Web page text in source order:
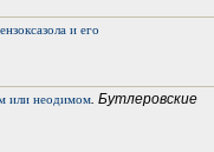
и его
или неодимом. Бутлеровские